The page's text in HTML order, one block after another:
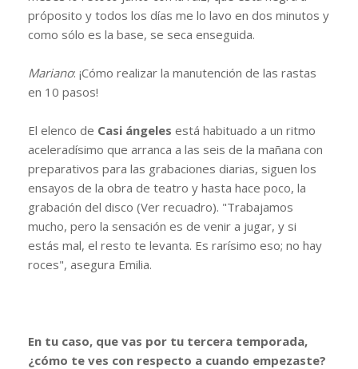
próposito y todos los días me lo lavo en dos minutos y
como sólo es la base, se seca enseguida.
Mariano: ¡Cómo realizar la manutención de las rastas
en 10 pasos!
El elenco de Casi ángeles está habituado a un ritmo
aceleradísimo que arranca a las seis de la mañana con
preparativos para las grabaciones diarias, siguen los
ensayos de la obra de teatro y hasta hace poco, la
grabación del disco (Ver recuadro). "Trabajamos
mucho, pero la sensación es de venir a jugar, y si
estás mal, el resto te levanta. Es rarísimo eso; no hay
roces", asegura Emilia.
En tu caso, que vas por tu tercera temporada,
¿cómo te ves con respecto a cuando empezaste?